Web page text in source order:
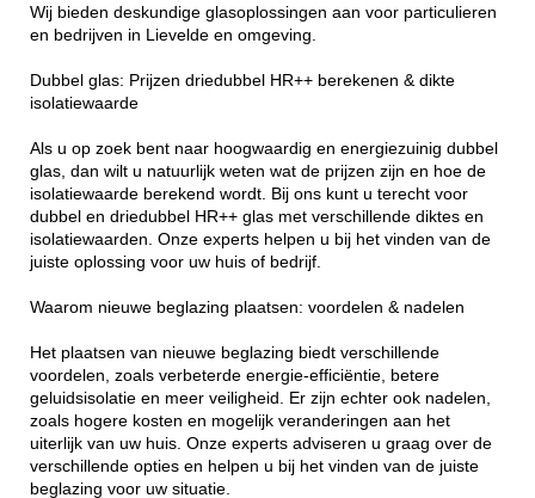
Wij bieden deskundige glasoplossingen aan voor particulieren
en bedrijven in Lievelde en omgeving.
Dubbel glas: Prijzen driedubbel HR++ berekenen & dikte
isolatiewaarde
Als u op zoek bent naar hoogwaardig en energiezuinig dubbel
glas, dan wilt u natuurlijk weten wat de prijzen zijn en hoe de
isolatiewaarde berekend wordt. Bij ons kunt u terecht voor
dubbel en driedubbel HR++ glas met verschillende diktes en
isolatiewaarden. Onze experts helpen u bij het vinden van de
juiste oplossing voor uw huis of bedrijf.
Waarom nieuwe beglazing plaatsen: voordelen & nadelen
Het plaatsen van nieuwe beglazing biedt verschillende
voordelen, zoals verbeterde energie-efficiëntie, betere
geluidsisolatie en meer veiligheid. Er zijn echter ook nadelen,
zoals hogere kosten en mogelijk veranderingen aan het
uiterlijk van uw huis. Onze experts adviseren u graag over de
verschillende opties en helpen u bij het vinden van de juiste
beglazing voor uw situatie.